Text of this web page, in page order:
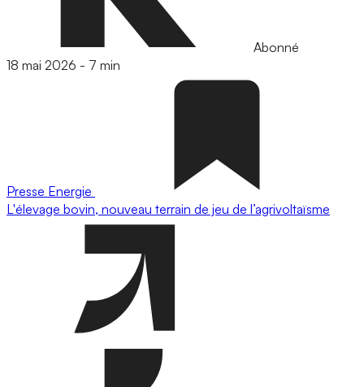
Abonné
18 mai 2026 - 7 min
Presse Energie
L'élevage bovin, nouveau terrain de jeu de l’agrivoltaïsme